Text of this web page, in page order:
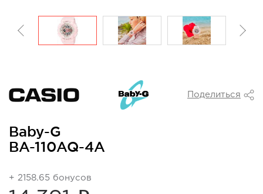
Поделиться
Baby-G
BA-110AQ-4A
+ 2158.65 бонусов